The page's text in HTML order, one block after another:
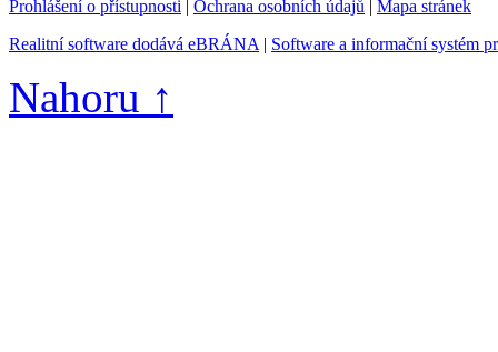
Prohlášení o přístupnosti | Ochrana osobních údajů | Mapa stránek
Realitní software dodává eBRÁNA | Software a informační systém
Nahoru ↑